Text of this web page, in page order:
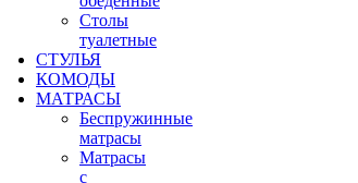
Столы
туалетные
СТУЛЬЯ
КОМОДЫ
МАТРАСЫ
Беспружинные
матрасы
Матрасы
с